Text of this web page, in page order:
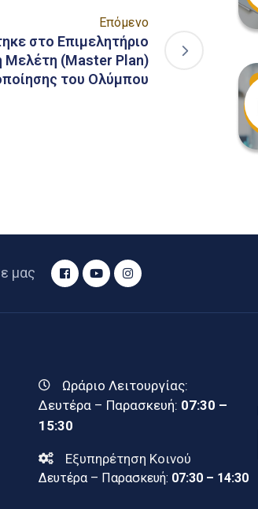
Επόμενο
στο Επιμελητήριο
Μελέτη (Master Plan)
του Ολύμπου
μας
Ωράριο Λειτουργίας:
Δευτέρα – Παρασκευή: 07:30 –
15:30
Εξυπηρέτηση Κοινού
Δευτέρα – Παρασκευή: 07:30 – 14:30